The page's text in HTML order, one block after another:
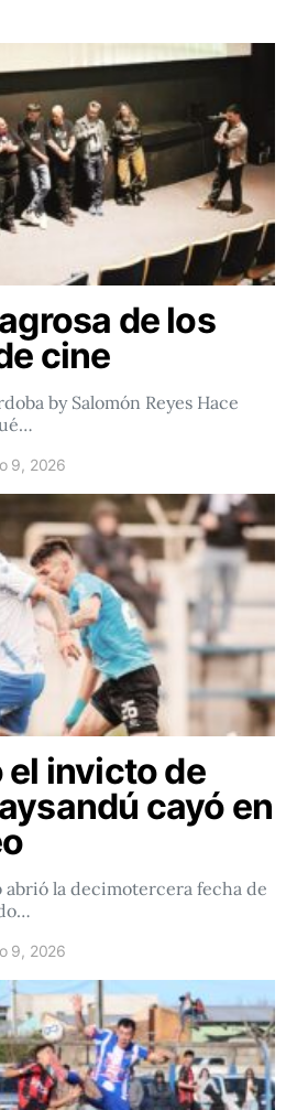
de los
cine
by Salomón Reyes Hace
9, 2026
el invicto de
cayó en
abrió la decimotercera fecha de
9, 2026